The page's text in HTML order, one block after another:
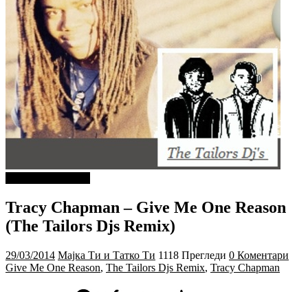
Tracy Chapman – Give Me One Reason
(The Tailors Djs Remix)
29/03/2014 Мајка Ти и Татко Ти 1118 Прегледи 0 Коментари
Give Me One Reason, The Tailors Djs Remix, Tracy Chapman